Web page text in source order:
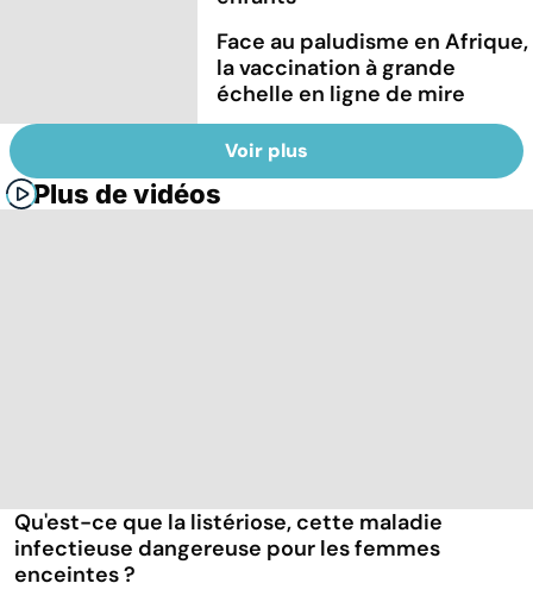
Face au paludisme en Afrique,
la vaccination à grande
échelle en ligne de mire
Voir plus
Plus de vidéos
Qu'est-ce que la listériose, cette maladie
infectieuse dangereuse pour les femmes
enceintes ?